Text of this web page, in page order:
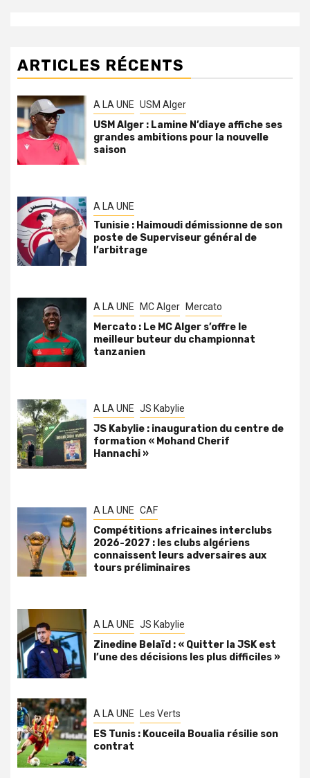
ARTICLES RÉCENTS
A LA UNE USM Alger
USM Alger : Lamine N’diaye affiche ses
grandes ambitions pour la nouvelle
saison
A LA UNE
Tunisie : Haimoudi démissionne de son
poste de Superviseur général de
l’arbitrage
A LA UNE MC Alger Mercato
Mercato : Le MC Alger s’offre le
meilleur buteur du championnat
tanzanien
A LA UNE JS Kabylie
JS Kabylie : inauguration du centre de
formation « Mohand Cherif
Hannachi »
A LA UNE CAF
Compétitions africaines interclubs
2026-2027 : les clubs algériens
connaissent leurs adversaires aux
tours préliminaires
A LA UNE JS Kabylie
Zinedine Belaïd : « Quitter la JSK est
l’une des décisions les plus difficiles »
A LA UNE Les Verts
ES Tunis : Kouceila Boualia résilie son
contrat